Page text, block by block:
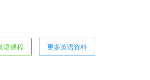
语课程 更多英语资料